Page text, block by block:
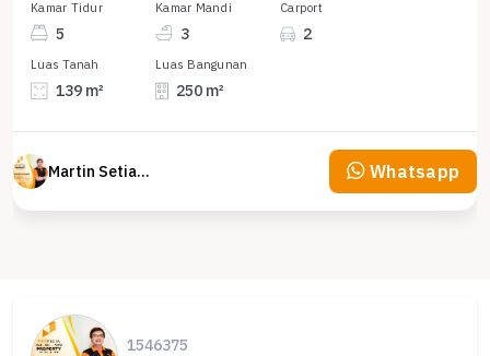
Kamar Tidur
5
Kamar Mandi
3
Carport
2
Luas Tanah
139 m²
Luas Bangunan
250 m²
Martin Setiawan Tjandra Whatsapp
1546375